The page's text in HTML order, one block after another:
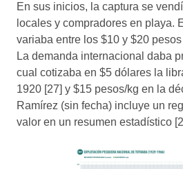
En sus inicios, la captura se
locales y compradores en playa.
variaba entre los $10 y $20
La demanda internacional daba
cual cotizaba en $5 dólares la
1920 [27] y $15 pesos/kg en la
Ramírez (sin fecha) incluye un
valor en un resumen estadístico